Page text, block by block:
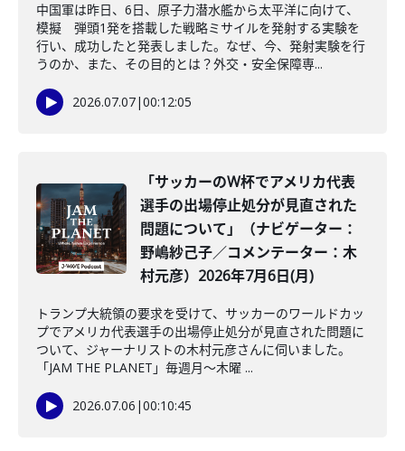
中国軍は昨日、6日、原子力潜水艦から太平洋に向けて、
模擬 弾頭1発を搭載した戦略ミサイルを発射する実験を
行い、成功したと発表しました。なぜ、今、発射実験を行
うのか、また、その目的とは？外交・安全保障専...
2026.07.07|00:12:05
「サッカーのW杯でアメリカ代表
選手の出場停止処分が見直された
問題について」（ナビゲーター：
野嶋紗己子／コメンテーター：木
村元彦）2026年7月6日(月)
トランプ大統領の要求を受けて、サッカーのワールドカッ
プでアメリカ代表選手の出場停止処分が見直された問題に
ついて、ジャーナリストの木村元彦さんに伺いました。
「JAM THE PLANET」毎週月～木曜 ...
2026.07.06 |00:10:45